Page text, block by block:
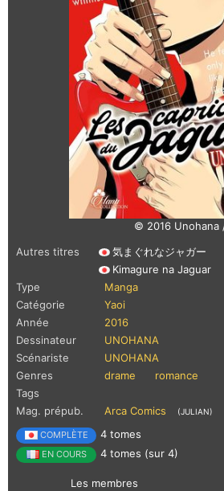
© 2016 Unohana
Autres titres
気まぐれなジャガー
Kimagure na Jaguar
Type
Manga
Catégorie
Yaoi
Année
2016
Dessinateur
UNOHANA
Scénariste
UNOHANA
Genres
drame
romance
Tags
Mag. prépub.
Arca Comics (JULIAN)
COMPLÈTE 4 tomes
EN COURS 4 tomes (sur 4)
Les membres